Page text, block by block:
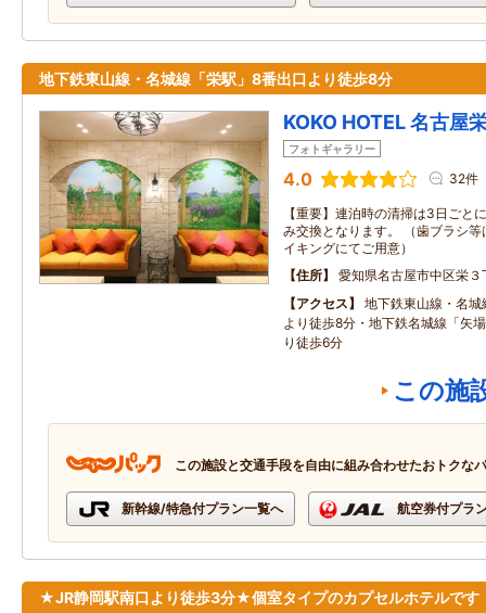
地下鉄東山線・名城線「栄駅」8番出口より徒歩8分
KOKO HOTEL 名古屋
フォトギャラリー
4.0 32件
【重要】連泊時の清掃は3日ごと
み交換となります。 （歯ブラシ
イキングにてご用意）
住所
愛知県名古屋市中区栄
アクセス
地下鉄東山線・名
より徒歩8分・地下鉄名城線「矢
り徒歩6分
この施
この施設と交通手段を自由に組み合わせたおトクな
新幹線/特急付プラン一覧へ 航空券付プラ
★JR静岡駅南口より徒歩3分★個室タイプのカプセルホテルです